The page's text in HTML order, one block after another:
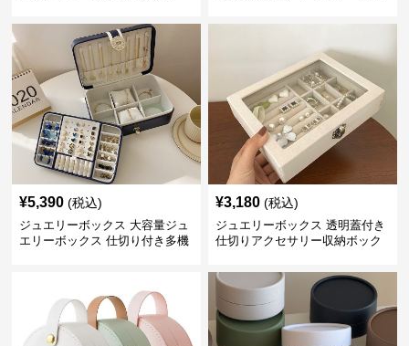
¥5,390 (税込)
ジュエリーボックス 大容量ジュ
エリーボックス 仕切り付き多機
¥3,180 (税込)
ジュエリーボックス 透明蓋付き
仕切りアクセサリー収納ボック